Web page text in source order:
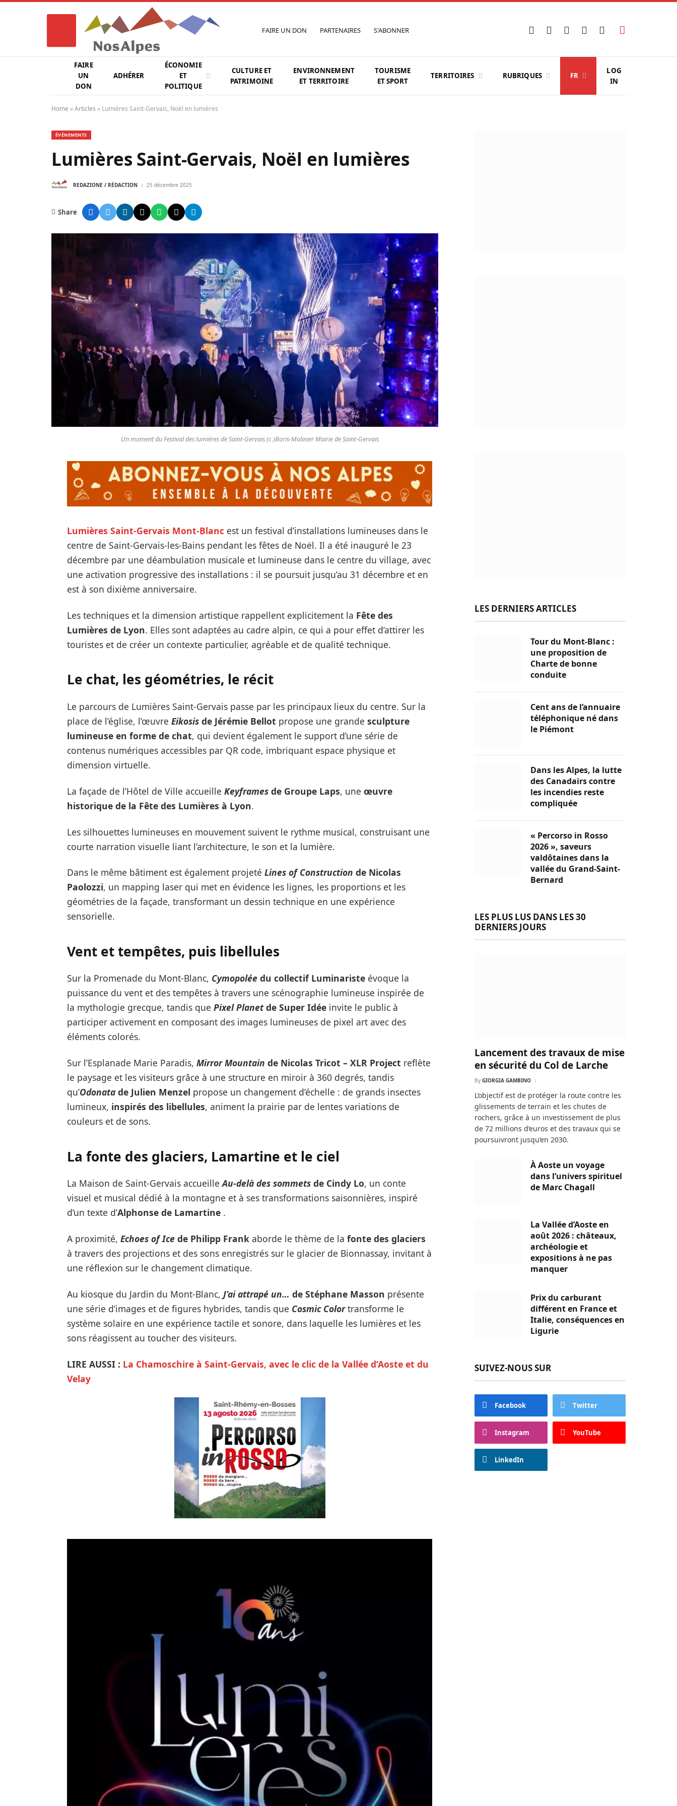
FAIRE UN DON PARTENAIRES S'ABONNER Facebook
X
Instagram
YouTubeLinkedIn
FAIRE
UN
DON
ADHÉRER
ÉCONOMIE
ET
POLITIQUE
CULTURE ET
PATRIMOINE
ENVIRONNEMENT
ET TERRITOIRE
TOURISME
ET SPORT
TERRITOIRES RUBRIQUES FR
LOG
IN
Home »Articles » Lumières Saint-Gervais, Noël en lumières
ÉVÉNEMENTS
Lumières Saint-Gervais, Noël en lumières
REDAZIONE / RÉDACTION 25 décembre 2025
Share
Un moment du Festival des lumières de Saint-Gervais (c )Boris-Molinier Mairie de Saint-Gervais
Lumières Saint-Gervais Mont-Blancest un festival d’installations lumineuses dans le
centre de Saint-Gervais-les-Bains pendant les fêtes de Noël. Il a été inauguré le 23
décembre par une déambulation musicale et lumineuse dans le centre du village, avec
une activation progressive des installations : il se poursuit jusqu’au 31 décembre et en
est à son dixième anniversaire.
Les techniques et la dimension artistique rappellent explicitement la Fête des
Lumières de Lyon. Elles sont adaptées au cadre alpin, ce qui a pour effet d’attirer les
touristes et de créer un contexte particulier, agréable et de qualité technique.
Le chat, les géométries, le récit
Le parcours de Lumières Saint-Gervais passe par les principaux lieux du centre. Sur la
place de l’église, l’œuvre Eikosisde Jérémie Bellot propose une grande sculpture
lumineuse en forme de chat, qui devient également le support d’une série de
contenus numériques accessibles par QR code, imbriquant espace physique et
dimension virtuelle.
La façade de l’Hôtel de Ville accueille Keyframesde Groupe Laps, une œuvre
historique de la Fête des Lumières à Lyon.
Les silhouettes lumineuses en mouvement suivent le rythme musical, construisant une
courte narration visuelle liant l’architecture, le son et la lumière.
Dans le même bâtiment est également projeté Lines of Construction de Nicolas
Paolozzi, un mapping laser qui met en évidence les lignes, les proportions et les
géométries de la façade, transformant un dessin technique en une expérience
sensorielle.
Vent et tempêtes, puis libellules
Sur la Promenade du Mont-Blanc, Cymopoléedu collectif Luminaristeévoque la
puissance du vent et des tempêtes à travers une scénographie lumineuse inspirée de
la mythologie grecque, tandis que Pixel Planetde Super Idéeinvite le public à
participer activement en composant des images lumineuses de pixel art avec des
éléments colorés.
Sur l’Esplanade Marie Paradis, Mirror Mountain de Nicolas Tricot – XLR Project reflète
le paysage et les visiteurs grâce à une structure en miroir à 360 degrés, tandis
qu’Odonatade Julien Menzel propose un changement d’échelle : de grands insectes
lumineux, inspirés des libellules, animent la prairie par de lentes variations de
couleurs et de sons.
La fonte des glaciers, Lamartine et le ciel
La Maison de Saint-Gervais accueilleAu-delà des sommetsde Cindy Lo, un conte
visuel et musical dédié à la montagne et à ses transformations saisonnières, inspiré
d’un texte d’Alphonse de Lamartine .
A proximité, Echoes of Icede Philipp Frankaborde le thème de la fonte des glaciers
à travers des projections et des sons enregistrés sur le glacier de Bionnassay, invitant à
une réflexion sur le changement climatique.
Au kiosque du Jardin du Mont-Blanc, J’ai attrapé un… de Stéphane Masson présente
une série d’images et de figures hybrides, tandis que Cosmic Colortransforme le
système solaire en une expérience tactile et sonore, dans laquelle les lumières et les
sons réagissent au toucher des visiteurs.
LIRE AUSSI : La Chamoschire à Saint-Gervais, avec le clic de la Vallée d’Aoste et du
Velay
LES DERNIERS ARTICLES
Tour du Mont-Blanc :
une proposition de
Charte de bonne
conduite
Cent ans de l’annuaire
téléphonique né dans
le Piémont
Dans les Alpes, la lutte
des Canadairs contre
les incendies reste
compliquée
« Percorso in Rosso
2026 », saveurs
valdôtaines dans la
vallée du Grand-Saint-
Bernard
LES PLUS LUS DANS LES 30
DERNIERS JOURS
Lancement des travaux de mise
en sécurité du Col de Larche
By GIORGIA GAMBINO
L’objectif est de protéger la route contre les
glissements de terrain et les chutes de
rochers, grâce à un investissement de plus
de 72 millions d’euros et des travaux qui se
poursuivront jusqu’en 2030.
À Aoste un voyage
dans l’univers spirituel
de Marc Chagall
La Vallée d’Aoste en
août 2026 : châteaux,
archéologie et
expositions à ne pas
manquer
Prix du carburant
différent en France et
Italie, conséquences en
Ligurie
SUIVEZ-NOUS SUR
Facebook Twitter
Instagram YouTube
LinkedIn